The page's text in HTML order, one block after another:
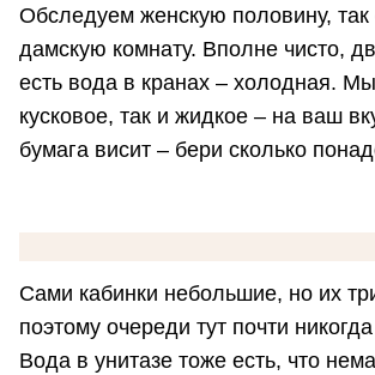
Обследуем женскую половину, так
дамскую комнату. Вполне чисто,
есть вода в кранах – холодная.
кусковое, так и жидкое – на ваш
бумага висит – бери сколько
Сами кабинки небольшие, но их
поэтому очереди тут почти
Вода в унитазе тоже есть, что